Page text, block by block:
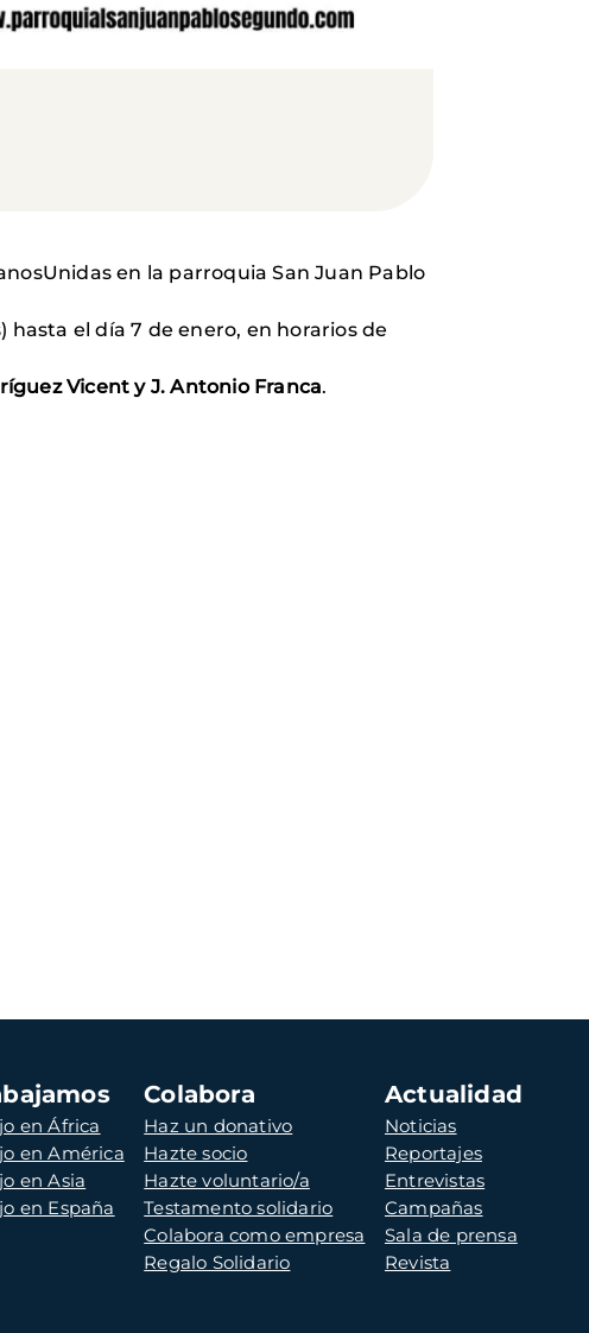
en la parroquia San Juan Pablo
el día 7 de enero, en horarios de
Vicent y J. Antonio Franca.
en África
en América
en Asia
en España
Colabora
Haz un donativo
Hazte socio
Hazte voluntario/a
Testamento solidario
Colabora como empresa
Regalo Solidario
Actualidad
Noticias
Reportajes
Entrevistas
Campañas
Sala de prensa
Revista